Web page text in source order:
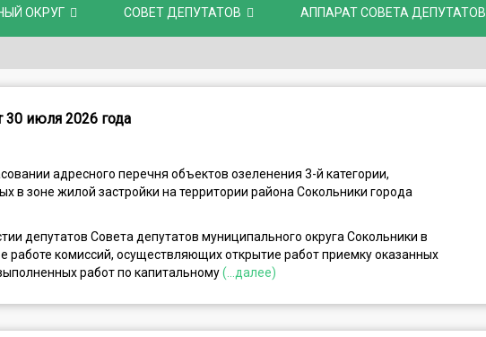
ОКРУГ СОВЕТ ДЕПУТАТОВ АППАРАТ СОВЕТА ДЕПУТАТОВ
30 июля 2026 года
адресного перечня объектов озеленения 3-й категории,
в зоне жилой застройки на территории района Сокольники города
депутатов Совета депутатов муниципального округа Сокольники в
работе комиссий, осуществляющих открытие работ приемку оказанных
работ по капитальному(...далее)